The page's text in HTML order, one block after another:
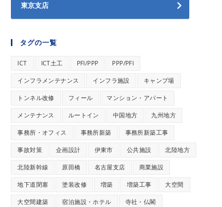
東京支店
タグの一覧
ICT ICT土工 PFI/PPP PPP/PFI
インフラメンテナンス インフラ施設 キャンプ場
トンネル改修 フィール マンション・アパート
メンテナンス ルートイン 中国地方 九州地方
事務所・オフィス 事務所新築 事務所新築工事
事故対策 企画設計 伊東市 公共施設 北陸地方
北陸新幹線 原田橋 名古屋支店 商業施設
地下道閉塞 塗装改修 増築 増築工事 大空間
大空間建築 宿泊施設・ホテル 寺社・仏閣